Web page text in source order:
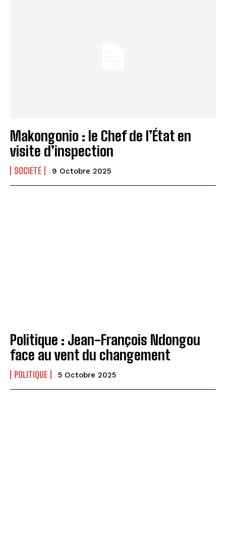
Makongonio : le Chef de l’État en
visite d’inspection
SOCIÉTÉ 9 Octobre 2025
Politique : Jean-François Ndongou
face au vent du changement
POLITIQUE 5 Octobre 2025